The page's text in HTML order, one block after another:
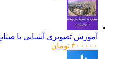
آموزش تصویری آشنایی با صنایع
۳۰۰۰۰۰ تومان